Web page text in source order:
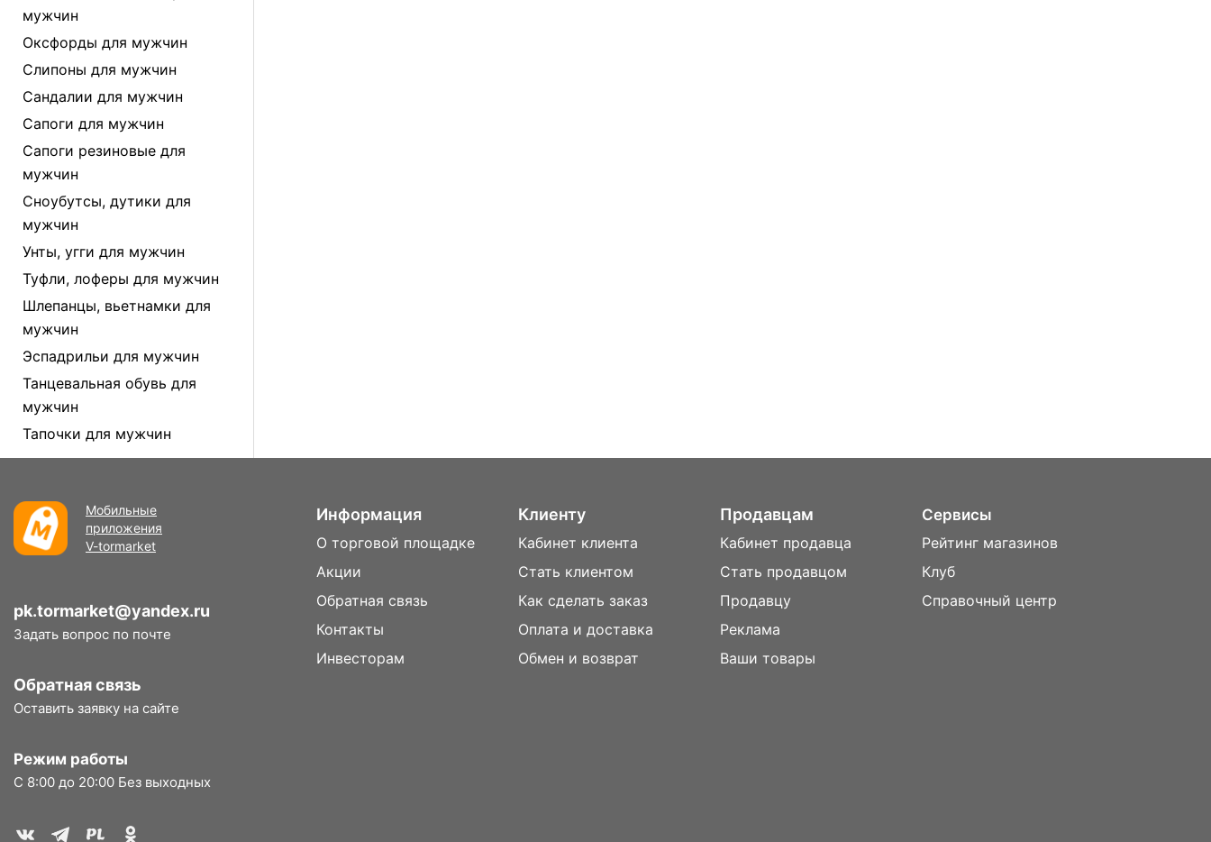
мужчин
Оксфорды для мужчин
Слипоны для мужчин
Сандалии для мужчин
Сапоги для мужчин
Сапоги резиновые для
мужчин
Сноубутсы, дутики для
мужчин
Унты, угги для мужчин
Туфли, лоферы для мужчин
Шлепанцы, вьетнамки для
мужчин
Эспадрильи для мужчин
Танцевальная обувь для
мужчин
Тапочки для мужчин
Мобильные
приложения
V-tormarket
pk.tormarket@yandex.ru
Задать вопрос по почте
Обратная связь
Оставить заявку на сайте
Режим работы
С 8:00 до 20:00 Без выходных
Информация
О торговой площадке
Акции
Обратная связь
Контакты
Инвесторам
Клиенту
Кабинет клиента
Стать клиентом
Как сделать заказ
Оплата и доставка
Обмен и возврат
Продавцам
Кабинет продавца
Стать продавцом
Продавцу
Реклама
Ваши товары
Сервисы
Рейтинг магазинов
Клуб
Справочный центр